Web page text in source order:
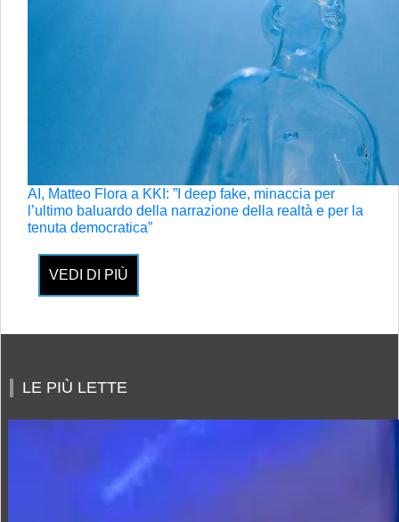
AI, Matteo Flora a KKI: ”I deep fake, minaccia per
l’ultimo baluardo della narrazione della realtà e per la
tenuta democratica”
VEDI DI PIÙ
LE PIÙ LETTE